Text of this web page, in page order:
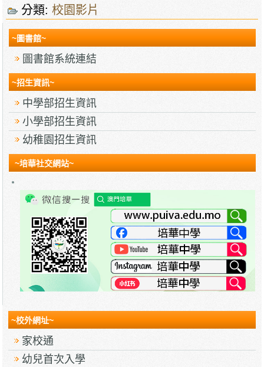
分類:校園影片
~圖書館~
圖書館系統連結
~招生資訊~
中學部招生資訊
小學部招生資訊
幼稚園招生資訊
~培華社交網站~
~校外網址~
家校通
幼兒首次入學